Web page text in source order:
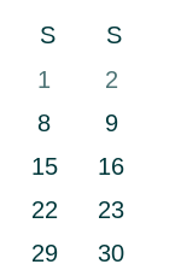
und
Freitag
SSamstag
S
0
1
0
2
0
8
0
9
0
15
0
16
0
22
0
23
0
29
0
30